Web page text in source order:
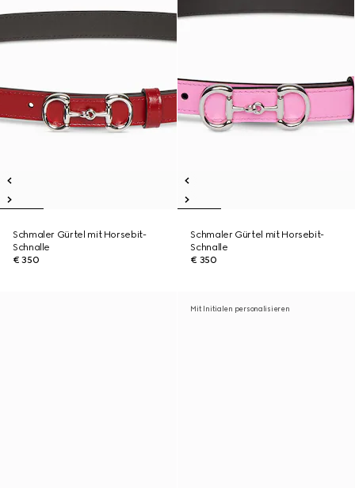
Schmaler Gürtel mit Horsebit-
Schnalle
€ 350
Schmaler Gürtel mit Horsebit-
Schnalle
€ 350
Mit Initialen personalisieren